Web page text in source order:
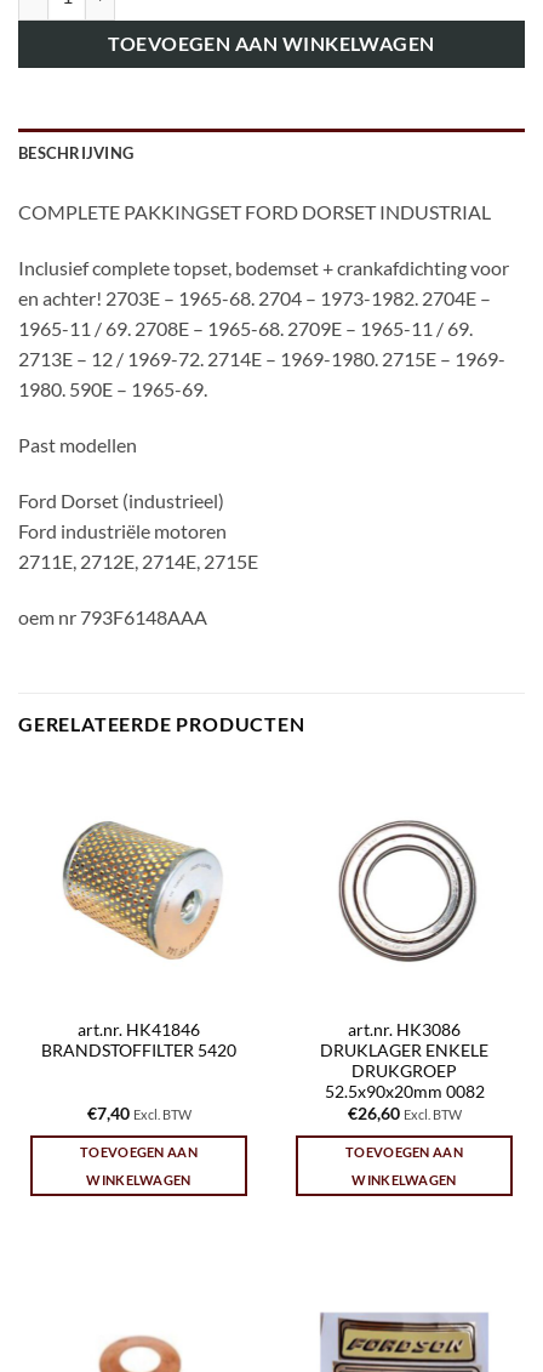
TOEVOEGEN AAN WINKELWAGEN
BESCHRIJVING
COMPLETE PAKKINGSET FORD DORSET INDUSTRIAL
Inclusief complete topset, bodemset + crankafdichting voor
en achter! 2703E – 1965-68. 2704 – 1973-1982. 2704E –
1965-11 / 69. 2708E – 1965-68. 2709E – 1965-11 / 69.
2713E – 12 / 1969-72. 2714E – 1969-1980. 2715E – 1969-
1980. 590E – 1965-69.
Past modellen
Ford Dorset (industrieel)
Ford industriële motoren
2711E, 2712E, 2714E, 2715E
oem nr 793F6148AAA
GERELATEERDE PRODUCTEN
art.nr. HK41846
BRANDSTOFFILTER 5420
€7,40 Excl. BTW
TOEVOEGEN AAN
WINKELWAGEN
art.nr. HK3086
DRUKLAGER ENKELE
DRUKGROEP
52.5x90x20mm 0082
€26,60 Excl. BTW
TOEVOEGEN AAN
WINKELWAGEN